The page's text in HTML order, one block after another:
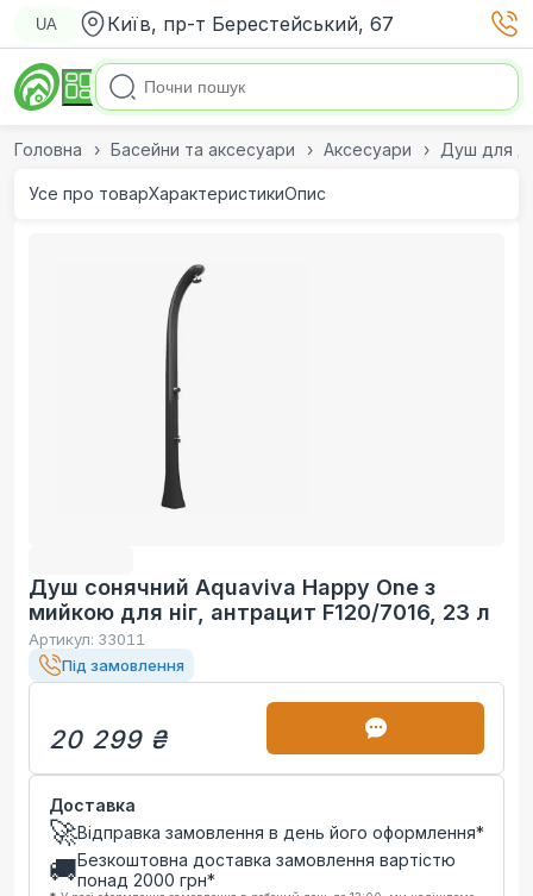
UA Київ, пр-т Берестейський, 67
Головна Басейни та аксесуари Аксесуари Душ для
Усе про товарХарактеристикиОпис
Душ сонячний Aquaviva Happy One з
мийкою для ніг, антрацит F120/7016, 23 л
Артикул: 33011
Під замовлення
20 299 ₴
Доставка
🚀Відправка замовлення в день його оформлення*
🚚Безкоштовна доставка замовлення вартістю
понад 2000 грн*